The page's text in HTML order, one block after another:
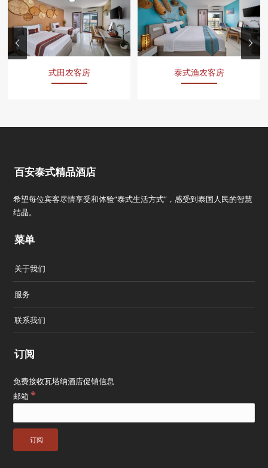
式田农客房 泰式渔农客房
百安泰式精品酒店
希望每位宾客尽情享受和体验“泰式生活方式”，感受到泰国人民的智慧
结晶。
菜单
关于我们
服务
联系我们
订阅
免费接收瓦塔纳酒店促销信息
邮箱*